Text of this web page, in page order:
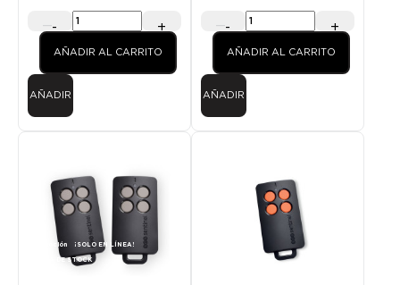
- +
AÑADIR AL CARRITO
AÑADIR
- +
AÑADIR AL CARRITO
AÑADIR
¡SOLO EN LÍNEA!
Promoción
FUERA DE STOCK